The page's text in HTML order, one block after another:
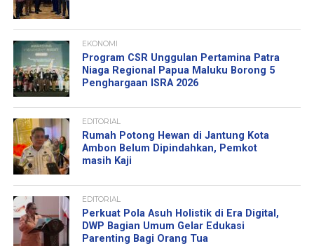
EKONOMI
Program CSR Unggulan Pertamina Patra
Niaga Regional Papua Maluku Borong 5
Penghargaan ISRA 2026
EDITORIAL
Rumah Potong Hewan di Jantung Kota
Ambon Belum Dipindahkan, Pemkot
masih Kaji
EDITORIAL
Perkuat Pola Asuh Holistik di Era Digital,
DWP Bagian Umum Gelar Edukasi
Parenting Bagi Orang Tua